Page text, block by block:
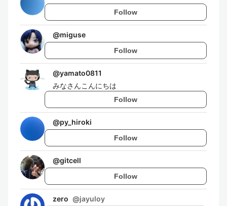
Follow
@miguse
Follow
@yamato0811
みなさんこんにちは
Follow
@py_hiroki
Follow
@gitcell
Follow
zero @jayuloy